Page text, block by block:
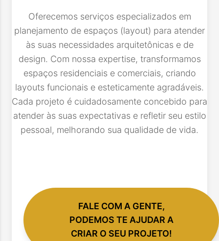
Oferecemos serviços especializados em
planejamento de espaços (layout) para atender
às suas necessidades arquitetônicas e de
design. Com nossa expertise, transformamos
espaços residenciais e comerciais, criando
layouts funcionais e esteticamente agradáveis.
Cada projeto é cuidadosamente concebido para
atender às suas expectativas e refletir seu estilo
pessoal, melhorando sua qualidade de vida.
FALE COM A GENTE,
PODEMOS TE AJUDAR A
CRIAR O SEU PROJETO!